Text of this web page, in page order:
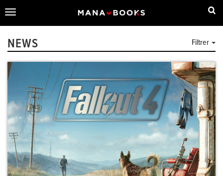
Toggle
navigation
Filtrer
NEWS